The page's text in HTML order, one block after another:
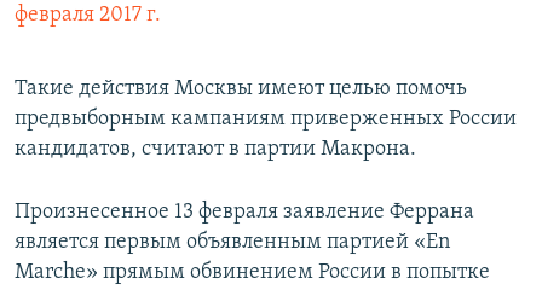
февраля 2017 г.
Такие действия Москвы имеют целью помочь
предвыборным кампаниям приверженных России
кандидатов, считают в партии Макрона.
Произнесенное 13 февраля заявление Феррана
является первым объявленным партией «En
Marche» прямым обвинением России в попытке